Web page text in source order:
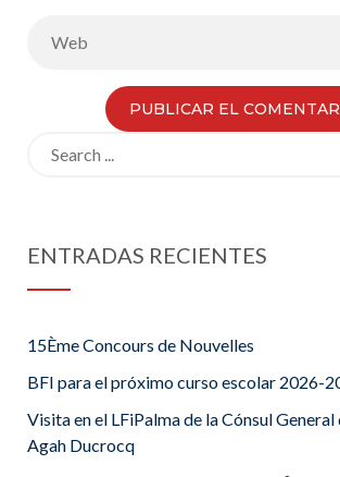
ENTRADAS RECIENTES
15Ème Concours de Nouvelles
BFI para el próximo curso escolar 2026-
Visita en el LFiPalma de la Cónsul
Agah Ducrocq